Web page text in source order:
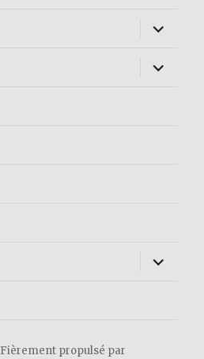
ouvrir
menu
ouvrir
ouvrir
Fièrement propulsé par